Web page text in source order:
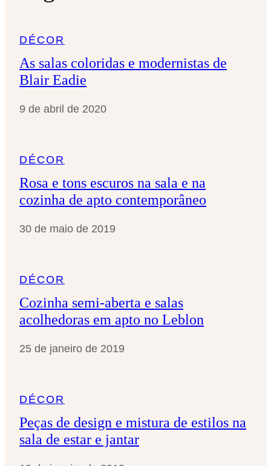
r
DÉCOR
As salas coloridas e modernistas de
Blair Eadie
9 de abril de 2020
DÉCOR
Rosa e tons escuros na sala e na
cozinha de apto contemporâneo
30 de maio de 2019
DÉCOR
Cozinha semi-aberta e salas
acolhedoras em apto no Leblon
25 de janeiro de 2019
DÉCOR
Peças de design e mistura de estilos na
sala de estar e jantar